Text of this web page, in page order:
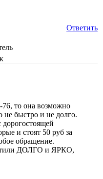
Ответить
то она возможно
не быстро и не долго.
дорогостоящей
и стоят 50 руб за
обращение.
ДОЛГО и ЯРКО,